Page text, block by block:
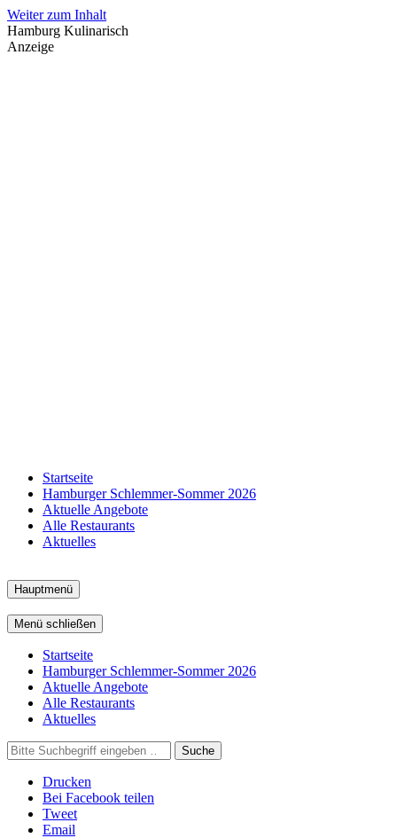
Weiter zum Inhalt
Hamburg Kulinarisch
Anzeige
Startseite
Hamburger Schlemmer-Sommer 2026
Aktuelle Angebote
Alle Restaurants
Aktuelles
Hauptmenü
Menü schließen
Startseite
Hamburger Schlemmer-Sommer 2026
Aktuelle Angebote
Alle Restaurants
Aktuelles
Suche
Drucken
Bei Facebook teilen
Tweet
Email